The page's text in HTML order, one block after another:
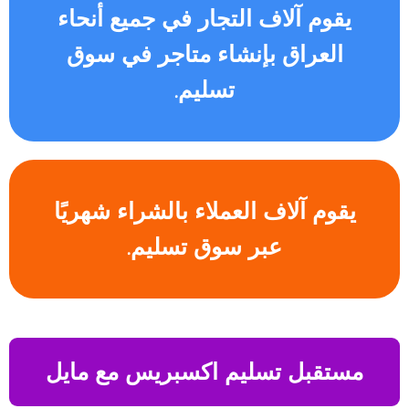
يقوم آلاف التجار في جميع أنحاء
العراق بإنشاء متاجر في سوق
تسليم.
يقوم آلاف العملاء بالشراء شهريًا
عبر سوق تسليم.
مستقبل تسليم اكسبريس مع مايل